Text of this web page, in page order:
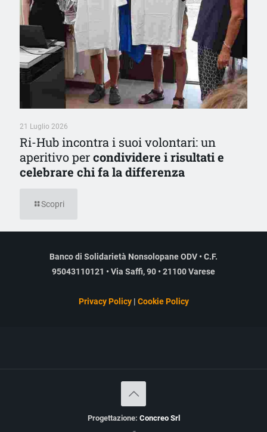
21 Luglio 2026
Ri-Hub incontra i suoi volontari: un
aperitivo percondividere i risultati e
celebrare chi fa la differenza
Scopri
Banco di Solidarietà Nonsolopane ODV • C.F.
95043110121 • Via Saffi, 90 • 21100 Varese
Privacy Policy| Cookie Policy
Progettazione: Concreo Srl